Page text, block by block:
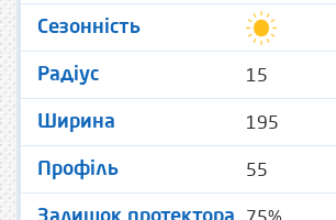
Сезонність
Радіус 15
Ширина 195
Профіль 55